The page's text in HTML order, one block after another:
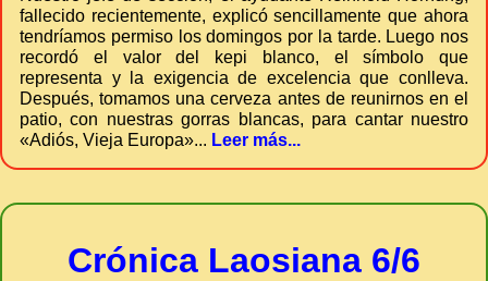
fallecido recientemente, explicó sencillamente que ahora
tendríamos permiso los domingos por la tarde. Luego nos
recordó el valor del kepi blanco, el símbolo que
representa y la exigencia de excelencia que conlleva.
Después, tomamos una cerveza antes de reunirnos en el
patio, con nuestras gorras blancas, para cantar nuestro
«Adiós, Vieja Europa»... Leer más...
Crónica Laosiana 6/6